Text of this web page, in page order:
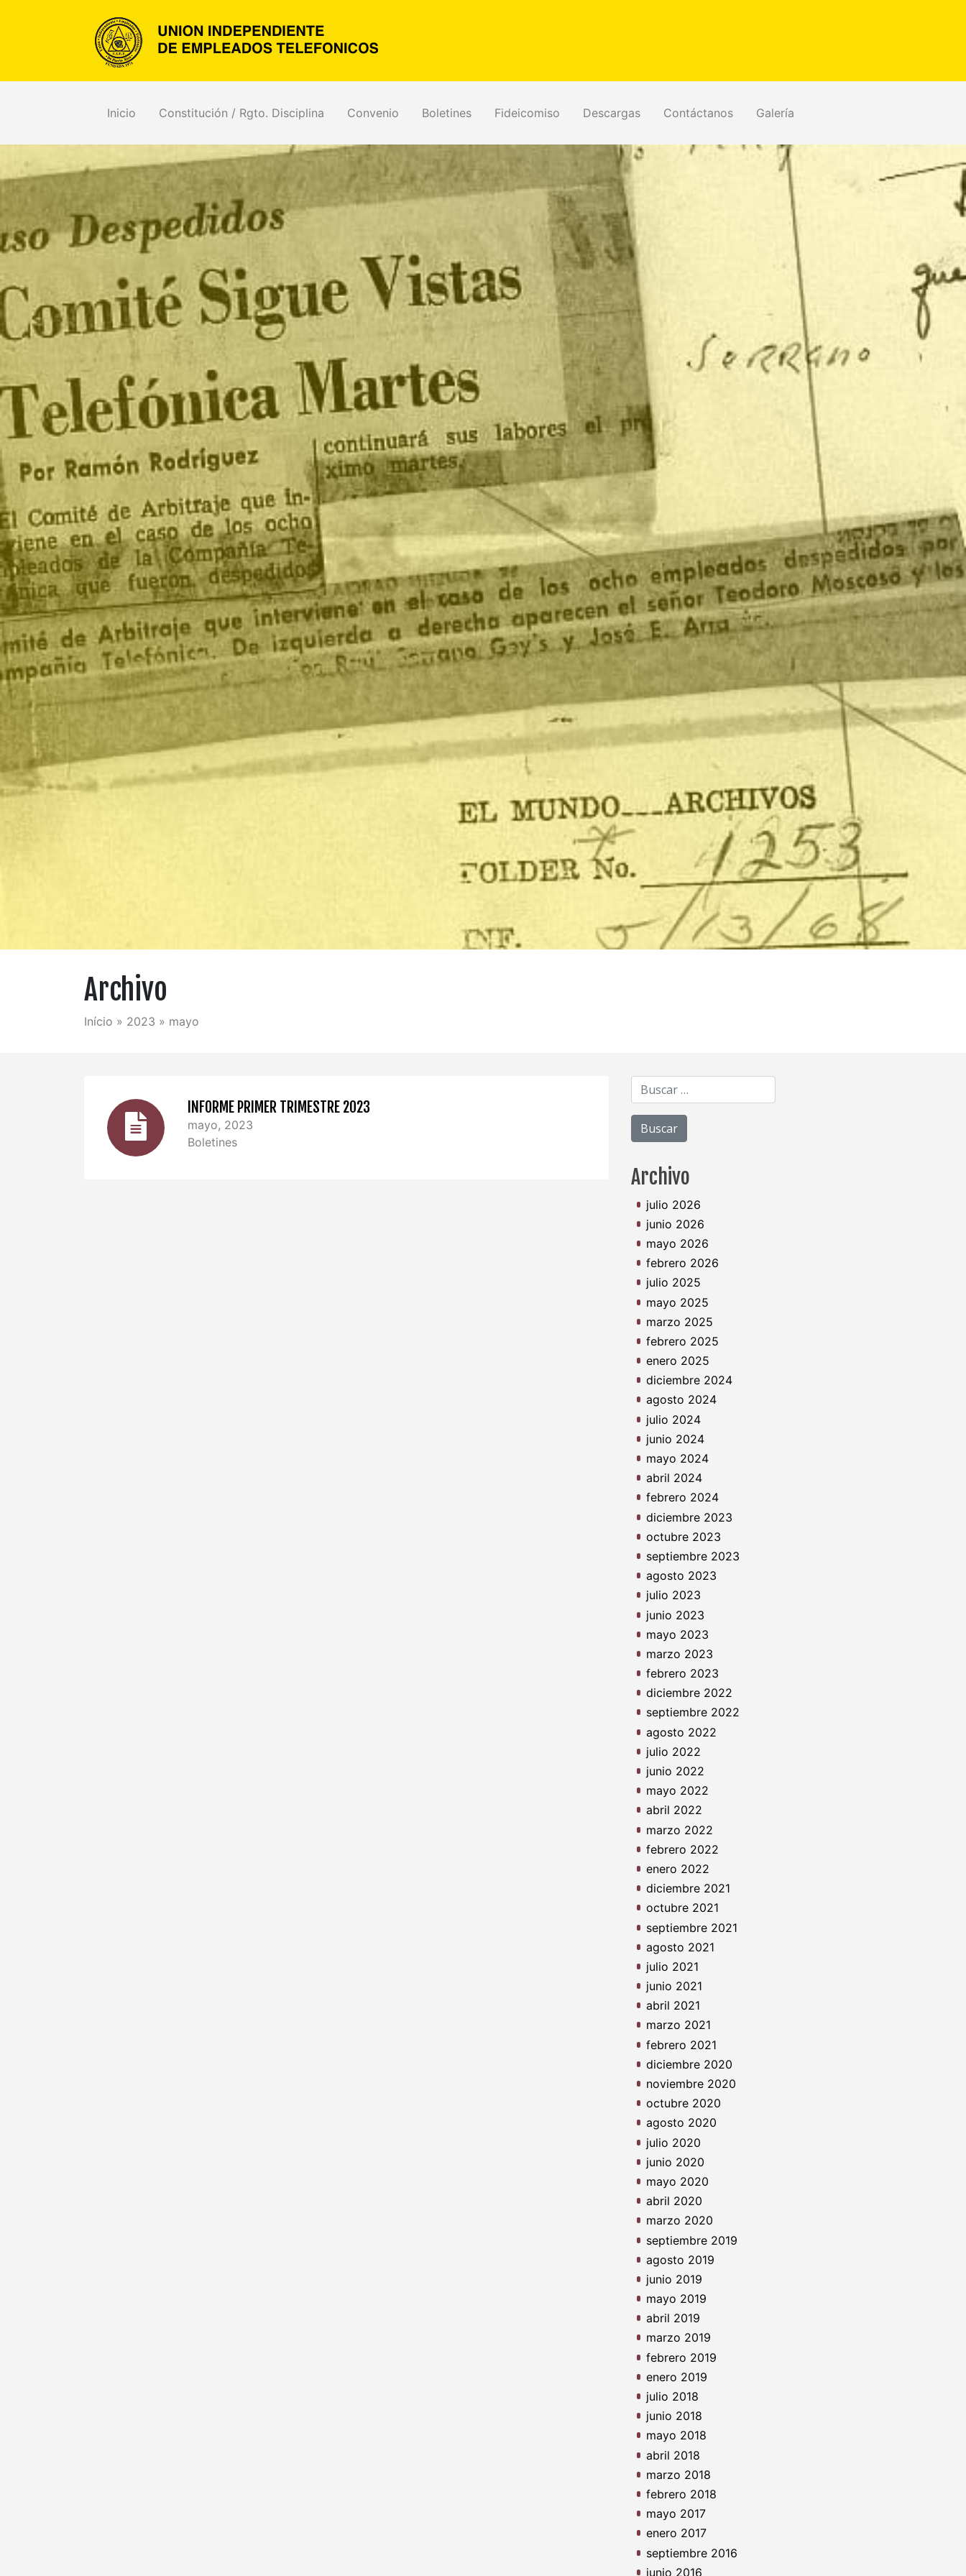
Inicio Constitución / Rgto. Disciplina Convenio Boletines Fideicomiso Descargas Contáctanos Galería
Archivo
Início » 2023 » mayo
INFORME PRIMER TRIMESTRE 2023
mayo, 2023
Boletines
Archivo
julio 2026
junio 2026
mayo 2026
febrero 2026
julio 2025
mayo 2025
marzo 2025
febrero 2025
enero 2025
diciembre 2024
agosto 2024
julio 2024
junio 2024
mayo 2024
abril 2024
febrero 2024
diciembre 2023
octubre 2023
septiembre 2023
agosto 2023
julio 2023
junio 2023
mayo 2023
marzo 2023
febrero 2023
diciembre 2022
septiembre 2022
agosto 2022
julio 2022
junio 2022
mayo 2022
abril 2022
marzo 2022
febrero 2022
enero 2022
diciembre 2021
octubre 2021
septiembre 2021
agosto 2021
julio 2021
junio 2021
abril 2021
marzo 2021
febrero 2021
diciembre 2020
noviembre 2020
octubre 2020
agosto 2020
julio 2020
junio 2020
mayo 2020
abril 2020
marzo 2020
septiembre 2019
agosto 2019
junio 2019
mayo 2019
abril 2019
marzo 2019
febrero 2019
enero 2019
julio 2018
junio 2018
mayo 2018
abril 2018
marzo 2018
febrero 2018
mayo 2017
enero 2017
septiembre 2016
junio 2016